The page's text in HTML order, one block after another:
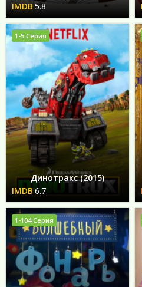
5.8
Динотракс (2015)
6.7
1-5 Серия
1-104 Серия